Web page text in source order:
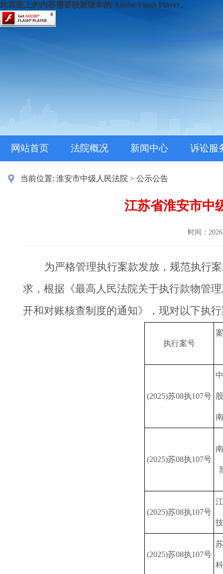
此页面上的内容需要较新版本的 Adobe Flash Player。
网站首页 法院概况 新闻中心 诉讼服
当前位置: 淮安市中级人民法院 > 公示公告
江苏省淮安市中
时间：
为严格管理执行案款发放，规范执行
求，根据《最高人民法院关于执行款物管
开和对账核查制度的通知》，现对以下执
执行案号
(2025)苏08执107号
(2025)苏08执107号
(2025)苏08执107号
(2025)苏08执107号